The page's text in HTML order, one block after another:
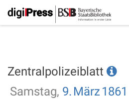
Zentralpolizeiblatt
Samstag, 9. März 1861